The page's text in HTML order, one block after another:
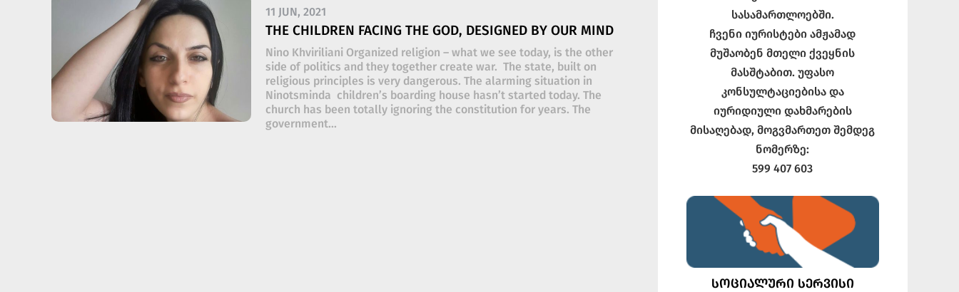
11 JUN, 2021
THE CHILDREN FACING THE GOD, DESIGNED BY OUR MIND
Nino Khviriliani Organized religion – what we see today, is the other
side of politics and they together create war. The state, built on
religious principles is very dangerous. The alarming situation in
Ninotsminda children’s boarding house hasn’t started today. The
church has been totally ignoring the constitution for years. The
government...
სასამართლოებში.
ჩვენი იურისტები ამჟამად
მუშაობენ მთელი ქვეყნის
მასშტაბით. უფასო
კონსულტაციებისა და
იურიდიული დახმარების
მისაღებად, მოგვმართეთ შემდეგ
ნომერზე:
599 407 603
ᲡᲝᲪᲘᲐᲚᲣᲠᲘ ᲡᲔᲠᲕᲘᲡᲘ